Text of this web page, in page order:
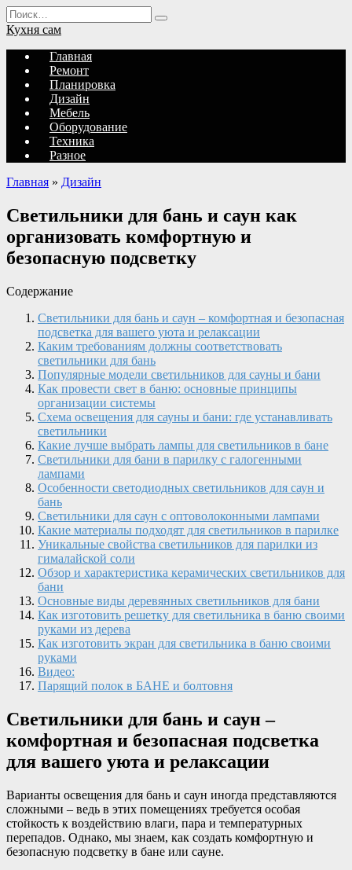
Перейти
к
содержанию
Search
for:
Кухня сам
Главная
Ремонт
Планировка
Дизайн
Мебель
Оборудование
Техника
Разное
Главная » Дизайн
Светильники для бань и саун как
организовать комфортную и
безопасную подсветку
Содержание
Светильники для бань и саун – комфортная и безопасная
подсветка для вашего уюта и релаксации
Каким требованиям должны соответствовать
светильники для бань
Популярные модели светильников для сауны и бани
Как провести свет в баню: основные принципы
организации системы
Схема освещения для сауны и бани: где устанавливать
светильники
Какие лучше выбрать лампы для светильников в бане
Светильники для бани в парилку с галогенными
лампами
Особенности светодиодных светильников для саун и
бань
Светильники для саун с оптоволоконными лампами
Какие материалы подходят для светильников в парилке
Уникальные свойства светильников для парилки из
гималайской соли
Обзор и характеристика керамических светильников для
бани
Основные виды деревянных светильников для бани
Как изготовить решетку для светильника в баню своими
руками из дерева
Как изготовить экран для светильника в баню своими
руками
Видео:
Парящий полок в БАНЕ и болтовня
Светильники для бань и саун –
комфортная и безопасная подсветка
для вашего уюта и релаксации
Варианты освещения для бань и саун иногда представляются
сложными – ведь в этих помещениях требуется особая
стойкость к воздействию влаги, пара и температурных
перепадов. Однако, мы знаем, как создать комфортную и
безопасную подсветку в бане или сауне.